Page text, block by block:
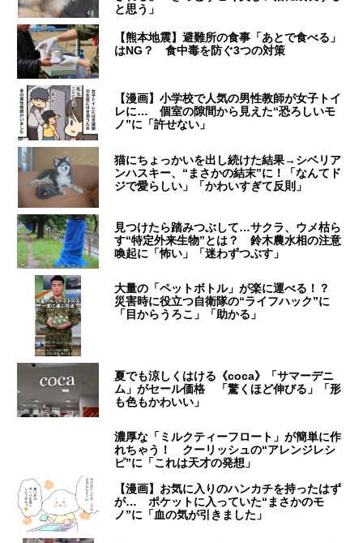
と思う」
【熊本地震】避難所の食事「あとで食べる」
はNG？ 食中毒を防ぐ3つの対策
【漫画】小学校で人気の男性教師が女子トイ
レに… 個室の隙間から見えた“恐ろしいモ
ノ”に「許せない」
猫にちょっかいを出し続けた結果→シベリア
ンハスキー、“まさかの結末”に！「なんてド
ジで愛らしい」「かわいすぎて反則」
見つけたら踏みつぶして…サクラ、ウメ枯ら
す“特定外来生物”とは？ 鈴木農水相の注意
喚起に「怖い」「迷わずつぶす」
大量の「ペットボトル」が楽に運べる！？
災害時に役立つ自衛隊の“ライフハック”に
「目からうろこ」「助かる」
夏でも涼しくはける《coca》「サマーデニ
ム」がセール価格 「驚くほど伸びる」「形
も色もかわいい」
濃厚な「ミルクティーフロート」が簡単に作
れちゃう！ クーリッシュの“アレンジレシ
ピ”に「これは天才の発想」
【漫画】お気に入りのハンカチを持ったはず
が… ポケットに入っていた“まさかのモ
ノ”に「血の気が引きました」